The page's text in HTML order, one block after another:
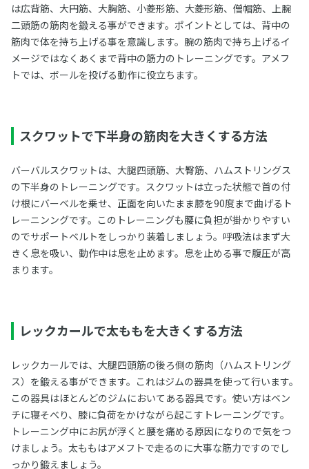
は広背筋、大円筋、大胸筋、小菱形筋、大菱形筋、僧帽筋、上腕
二頭筋の筋肉を鍛える事ができます。ポイントとしては、背中の
筋肉で体を持ち上げる事を意識します。腕の筋肉で持ち上げるイ
メージではなくあくまで背中の筋力のトレーニングです。アメフ
トでは、ボールを投げる動作に役立ちます。
スクワットで下半身の筋肉を大きくする方法
バーバルスクワットは、大腿四頭筋、大臀筋、ハムストリングス
の下半身のトレーニングです。スクワットは立った状態で首の付
け根にバーベルを乗せ、正面を向いたまま膝を90度まで曲げるト
レーニンングです。このトレーニングも腰に負担が掛かりやすい
のでサポートベルトをしっかり装着しましょう。呼吸法はまず大
きく息を吸い、動作中は息を止めます。息を止める事で腹圧が高
まります。
レックカールで太ももを大きくする方法
レックカールでは、大腿四頭筋の後ろ側の筋肉（ハムストリング
ス）を鍛える事ができます。これはジムの器具を使って行います。
この器具はほとんどのジムにおいてある器具です。使い方はベン
チに寝そべり、膝に負荷をかけながら起こすトレーニングです。
トレーニング中にお尻が浮くと腰を痛める原因になりので気をつ
けましょう。太ももはアメフトで走るのに大事な筋力ですのでし
っかり鍛えましょう。